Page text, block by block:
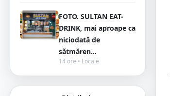
FOTO. SULTAN EAT-
DRINK, mai aproape ca
niciodată de
sătmăren...
14 ore • Locale